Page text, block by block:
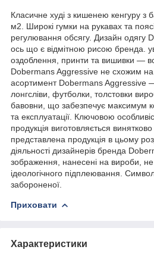
Класичне худі з кишенею кенгуру з
м2. Широкі гумки на рукавах та
регулювання обсягу. Дизайн
ось що є відмітною рисою бренда.
оздоблення, принти та вишивки —
Dobermans Aggressive не схожим
асортимент Dobermans Aggressive
лонгсліви, футболки, толстовки
бавовни, що забезпечує максимум
та експлуатації. Ключовою
продукція виготовляється
представлена продукція в цьому
діяльності дизайнерів бренда
зображення, нанесені на вироби, не
ідеологічного підплеювання.
забороненої.
Приховати
Характеристики